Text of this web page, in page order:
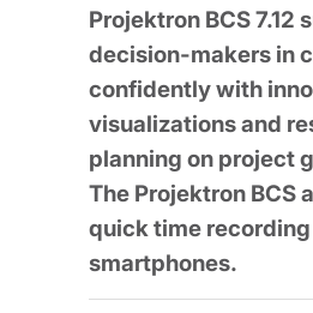
Projektron BCS 7.12
decision-makers in
confidently with
visualizations and
planning on project
The Projektron BCS
quick time
smartphones.